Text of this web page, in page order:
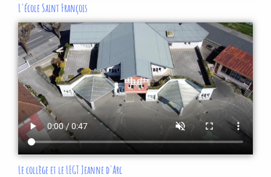
L'école Saint François
Le collège et le LEGT Jeanne d'Arc